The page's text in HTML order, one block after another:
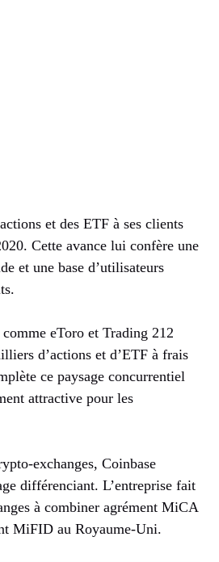
et des ETF à ses clients
Cette avance lui confère une
et une base d’utilisateurs
eToro et Trading 212
d’actions et d’ETF à frais
ce paysage concurrentiel
attractive pour les
exchanges, Coinbase
différenciant. L’entreprise fait
à combiner agrément MiCA
MiFID au Royaume-Uni.